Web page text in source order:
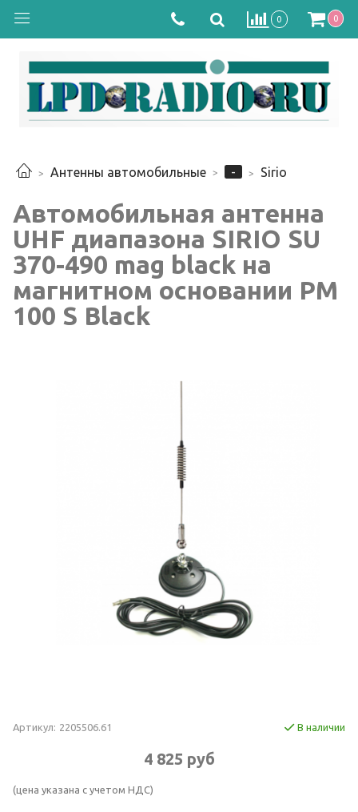
0 0
Антенны автомобильные - Sirio
Автомобильная антенна
UHF диапазона SIRIO SU
370-490 mag black на
магнитном основании PM
100 S Black
Артикул: 2205506.61 В наличии
4 825 руб
(цена указана с учетом НДС)